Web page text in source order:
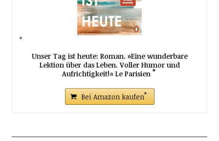
Unser Tag ist heute: Roman. »Eine wunderbare
Lektion über das Leben. Voller Humor und
Aufrichtigkeit!« Le Parisien
Bei Amazon kaufen